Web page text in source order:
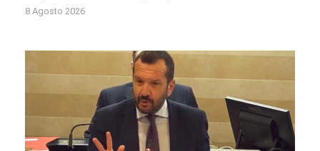
8 Agosto 2026